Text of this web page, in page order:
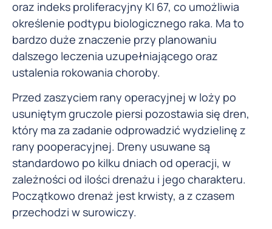
oraz indeks proliferacyjny KI 67, co umożliwia
określenie podtypu biologicznego raka. Ma to
bardzo duże znaczenie przy planowaniu
dalszego leczenia uzupełniającego oraz
ustalenia rokowania choroby.
Przed zaszyciem rany operacyjnej w loży po
usuniętym gruczole piersi pozostawia się dren,
który ma za zadanie odprowadzić wydzielinę z
rany pooperacyjnej. Dreny usuwane są
standardowo po kilku dniach od operacji, w
zależności od ilości drenażu i jego charakteru.
Początkowo drenaż jest krwisty, a z czasem
przechodzi w surowiczy.